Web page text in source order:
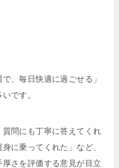
で、毎日快適に過ごせる」
です。
質問にも丁寧に答えてくれ
に乗ってくれた」など、
さを評価する意見が目立